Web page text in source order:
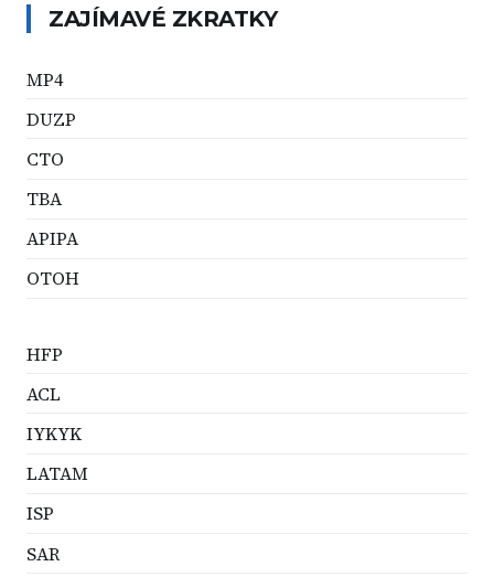
ZAJÍMAVÉ ZKRATKY
MP4
DUZP
CTO
TBA
APIPA
OTOH
HFP
ACL
IYKYK
LATAM
ISP
SAR